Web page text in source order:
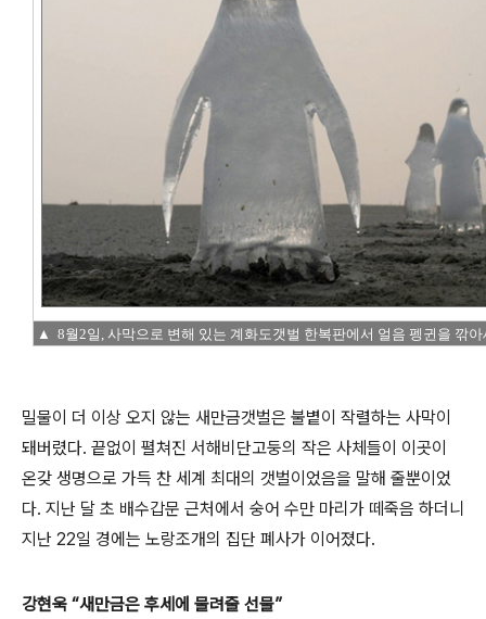
▲ 8월2일, 사막으로 변해 있는 계화도갯벌 한복판에서 얼음 펭귄을 깎아
밀물이 더 이상 오지 않는 새만금갯벌은 불볕이 작렬하는 사막이
돼버렸다. 끝없이 펼쳐진 서해비단고둥의 작은 사체들이 이곳이
온갖 생명으로 가득 찬 세계 최대의 갯벌이었음을 말해 줄뿐이었
다. 지난 달 초 배수갑문 근처에서 숭어 수만 마리가 떼죽음 하더니
지난 22일 경에는 노랑조개의 집단 폐사가 이어졌다.
강현욱 “새만금은 후세에 물려줄 선물”